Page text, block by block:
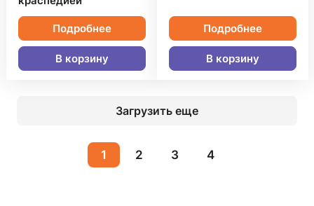
Подробнее
В корзину
Подробнее
В корзину
Загрузить еще
1 2 3 4